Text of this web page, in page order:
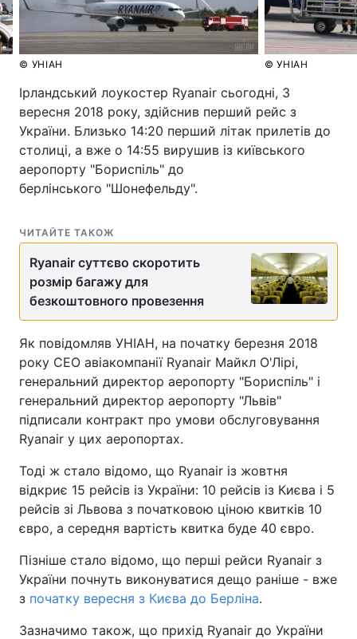
© УНІАН © УНІАН
Ірландський лоукостер Ryanair сьогодні, 3
вересня 2018 року, здійснив перший рейс з
України. Близько 14:20 перший літак прилетів до
столиці, а вже о 14:55 вирушив із київського
аеропорту "Бориспіль" до
берлінського "Шонефельду".
ЧИТАЙТЕ ТАКОЖ
Ryanair суттєво скоротить
розмір багажу для
безкоштовного провезення
Як повідомляв УНІАН, на початку березня 2018
року CEO авіакомпанії Ryanair Майкл О'Лірі,
генеральний директор аеропорту "Бориспіль" і
генеральний директор аеропорту "Львів"
підписали контракт про умови обслуговування
Ryanair у цих аеропортах.
Тоді ж стало відомо, що Ryanair із жовтня
відкриє 15 рейсів із України: 10 рейсів із Києва і 5
рейсів зі Львова з початковою ціною квитків 10
євро, а середня вартість квитка буде 40 євро.
Пізніше стало відомо, що перші рейси Ryanair з
України почнуть виконуватися дещо раніше - вже
з початку вересня з Києва до Берліна.
Зазначимо також, що прихід Ryanair до України